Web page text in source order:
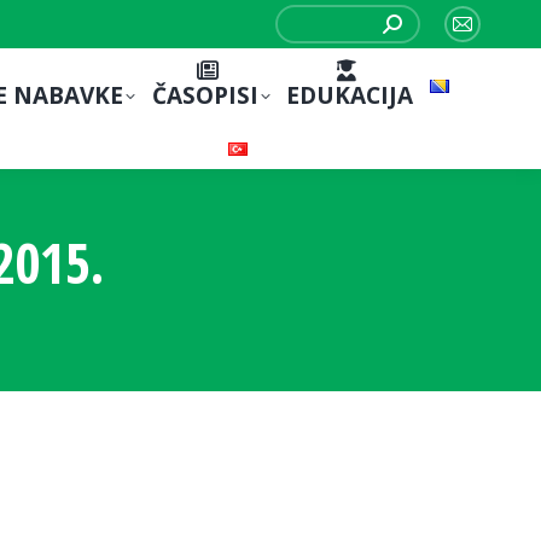
Search:
Mail
NABAVKE ČASOPISI EDUKACIJA